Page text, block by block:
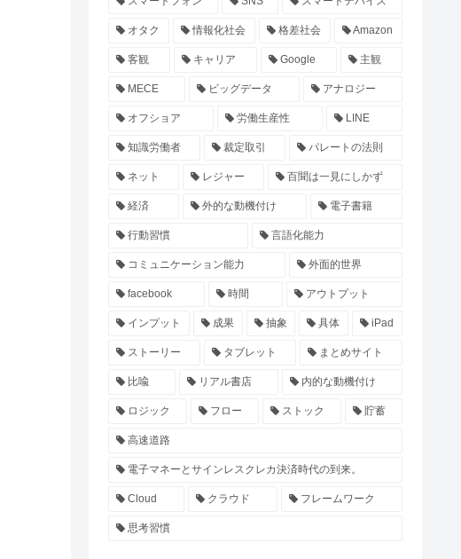
オタク 情報化社会 格差社会 Amazon
客観 キャリア Google 主観
MECE ビッグデータ アナロジー
オフショア 労働生産性 LINE
知識労働者 裁定取引 パレートの法則
ネット レジャー 百聞は一見にしかず
経済 外的な動機付け 電子書籍
行動習慣 言語化能力
コミュニケーション能力 外面的世界
facebook 時間 アウトプット
インプット 成果 抽象 具体 iPad
ストーリー タブレット まとめサイト
比喩 リアル書店 内的な動機付け
ロジック フロー ストック 貯蓄
高速道路
電子マネーとサインレスクレカ決済時代の到来。
Cloud クラウド フレームワーク
思考習慣